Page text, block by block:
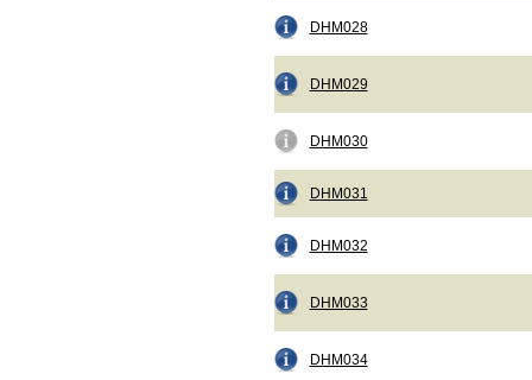
DHM028
DHM029
DHM030
DHM031
DHM032
DHM033
DHM034